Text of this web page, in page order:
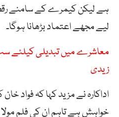
ہے لیکن کیمرے کے سامنے
لیے مجھے اعتماد بڑھانا ہوگا۔
معاشرے میں تبدیلی کیلئے سب
زیدی
اداکارہ نے مزید کہا کہ فواد
خواہش ہے تاہم ان کی فلم